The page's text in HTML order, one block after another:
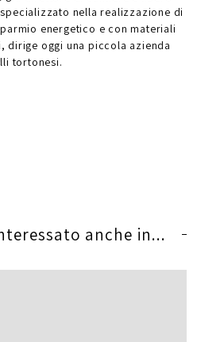
nella realizzazione di
energetico e con materiali
dirige oggi una piccola azienda
tortonesi.
anche in...